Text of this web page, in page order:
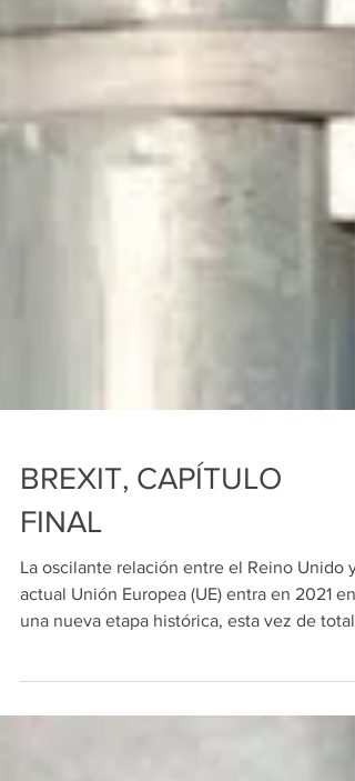
BREXIT, CAPÍTULO
FINAL
La oscilante relación entre el Reino Unido y
actual Unión Europea (UE) entra en 2021 en